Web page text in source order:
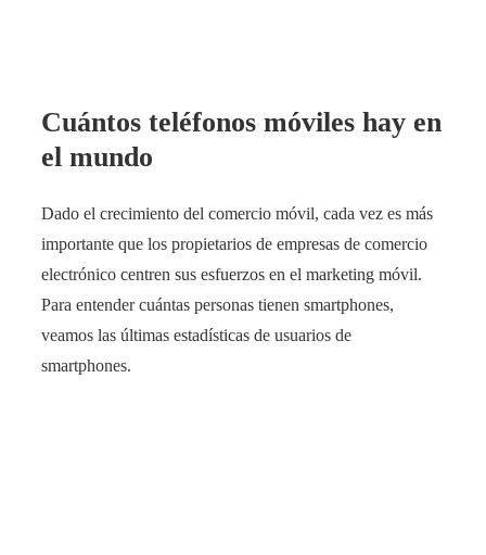
Cuántos teléfonos móviles hay en
el mundo
Dado el crecimiento del comercio móvil, cada vez es más
importante que los propietarios de empresas de comercio
electrónico centren sus esfuerzos en el marketing móvil.
Para entender cuántas personas tienen smartphones,
veamos las últimas estadísticas de usuarios de
smartphones.